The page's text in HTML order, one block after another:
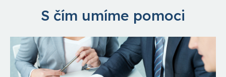
S čím umíme pomoci